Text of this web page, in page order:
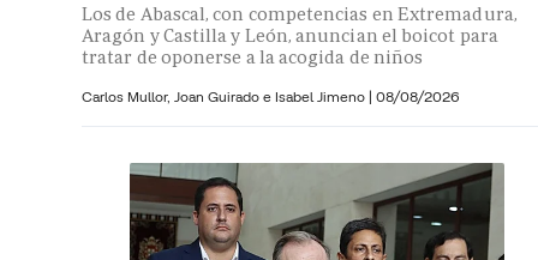
Los de Abascal, con competencias en Extremadura,
Aragón y Castilla y León, anuncian el boicot para
tratar de oponerse a la acogida de niños
Carlos Mullor, Joan Guirado e Isabel Jimeno | 08/08/2026